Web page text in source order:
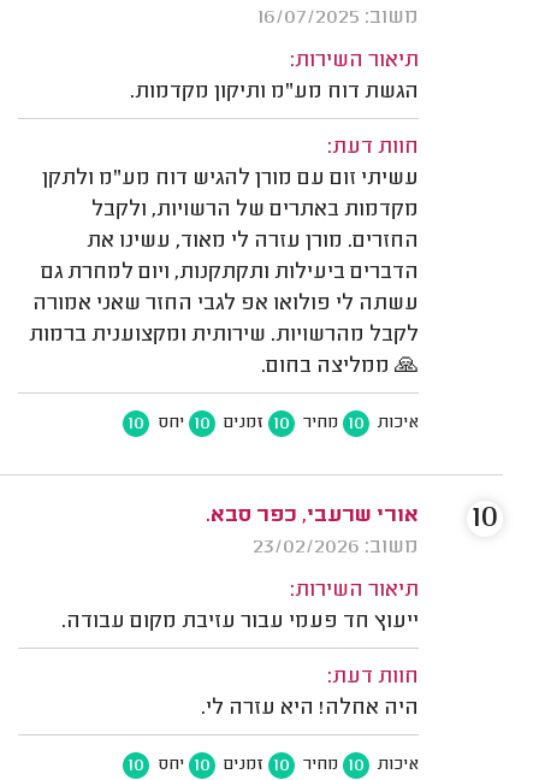
משוב: 16/07/2025
תיאור השירות:
הגשת דוח מע"מ ותיקון מקדמות.
חוות דעת:
עשיתי זום עם מורן להגיש דוח מע"מ ולתקן
מקדמות באתרים של הרשויות, ולקבל
החזרים. מורן עזרה לי מאוד, עשינו את
הדברים ביעילות ותקתקנות, ויום למחרת גם
עשתה לי פולואו אפ לגבי החזר שאני אמורה
לקבל מהרשויות. שירותית ומקצוענית ברמות
🙏 ממליצה בחום.
איכות 10 מחיר 10 זמנים 10 יחס 10
אורי שרעבי, כפר סבא.
משוב: 23/02/2026
תיאור השירות:
ייעוץ חד פעמי עבור עזיבת מקום עבודה.
חוות דעת:
היה אחלה! היא עזרה לי.
איכות 10 מחיר 10 זמנים 10 יחס 10
10